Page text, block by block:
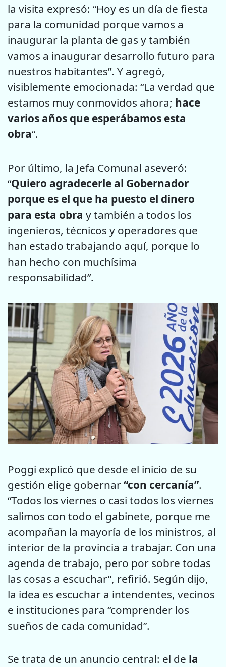
la visita expresó: “Hoy es un día de fiesta
para la comunidad porque vamos a
inaugurar la planta de gas y también
vamos a inaugurar desarrollo futuro para
nuestros habitantes”. Y agregó,
visiblemente emocionada: “La verdad que
estamos muy conmovidos ahora; hace
varios años que esperábamos esta
obra“.
Por último, la Jefa Comunal aseveró:
“Quiero agradecerle al Gobernador
porque es el que ha puesto el dinero
para esta obra y también a todos los
ingenieros, técnicos y operadores que
han estado trabajando aquí, porque lo
han hecho con muchísima
responsabilidad”.
Poggi explicó que desde el inicio de su
gestión elige gobernar“con cercanía”.
“Todos los viernes o casi todos los viernes
salimos con todo el gabinete, porque me
acompañan la mayoría de los ministros, al
interior de la provincia a trabajar. Con una
agenda de trabajo, pero por sobre todas
las cosas a escuchar”, refirió. Según dijo,
la idea es escuchar a intendentes, vecinos
e instituciones para “comprender los
sueños de cada comunidad”.
Se trata de un anuncio central: el de la